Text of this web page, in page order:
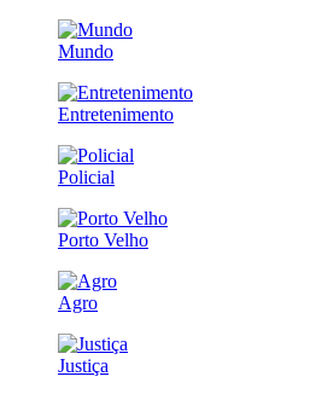
Mundo
Entretenimento
Policial
Porto Velho
Agro
Justiça